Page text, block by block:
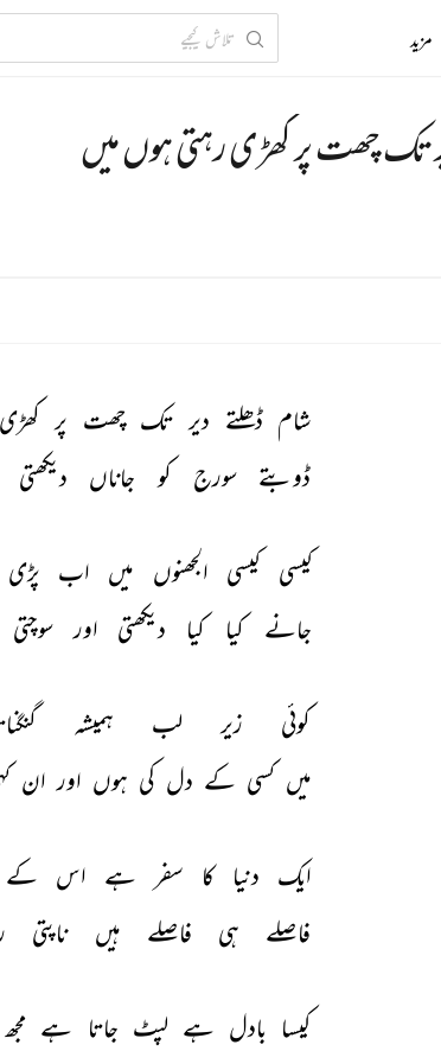
تک چھت پر کھڑی رہتی ہوں میں
شام ڈھلتے دیر تک چھت پر
ڈوبتے
سورج کو جاناں دیکھتی
کیسی کیسی الجھنوں میں اب پڑی
جانے
کیا کیا دیکھتی اور سوچتی
کوئی زیر لب ہمیشہ
میں کسی کے دل کی ہوں اور ان
ایک دنیا کا سفر ہے اس کے
فاصلے
ہی فاصلے ہیں ناپتی
کیسا بادل ہے لپٹ جاتا ہے مجھ
مزید